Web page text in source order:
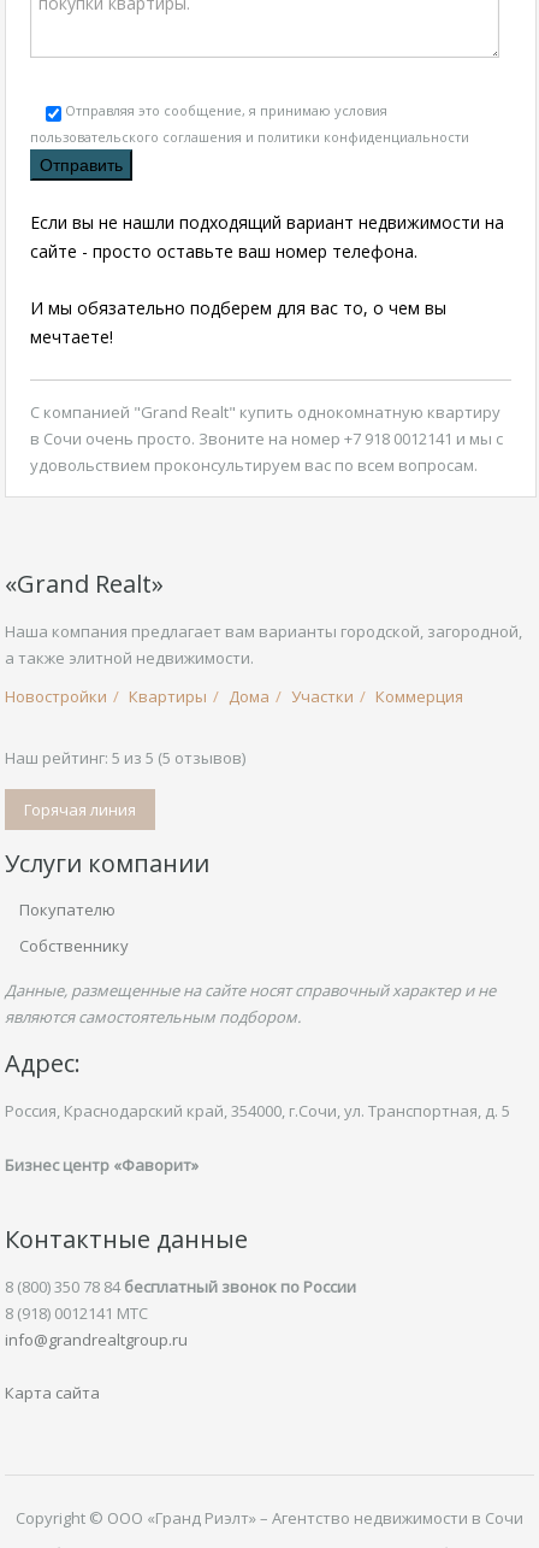
Отправляя это сообщение, я принимаю условия
пользовательского соглашения и политики конфиденциальности
Если вы не нашли подходящий вариант недвижимости на
сайте - просто оставьте ваш номер телефона.
И мы обязательно подберем для вас то, о чем вы
мечтаете!
С компанией "Grand Realt" купить однокомнатную квартиру
в Сочи очень просто. Звоните на номер +7 918 0012141 и мы с
удовольствием проконсультируем вас по всем вопросам.
«Grand Realt»
Наша компания предлагает вам варианты городской, загородной,
а также элитной недвижимости.
Новостройки
Квартиры Дома Участки Коммерция
Наш рейтинг: 5 из 5 (5 отзывов)
Горячая линия
Услуги компании
Покупателю
Собственнику
Данные, размещенные на сайте носят справочный характер и не
являются самостоятельным подбором.
Адрес:
Россия, Краснодарский край,354000, г.Сочи, ул. Транспортная, д. 5
Бизнес центр «Фаворит»
Контактные данные
8 (800) 350 78 84бесплатный звонок по России
8 (918) 0012141 MTC
info@grandrealtgroup.ru
Карта сайта
Copyright © ООО «Гранд Риэлт» – Агентство недвижимости в Сочи